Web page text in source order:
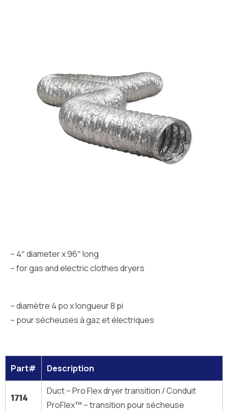
– 4″ diameter x 96″ long
– for gas and electric clothes dryers
– diamètre 4 po x longueur 8 pi
– pour sécheuses à gaz et électriques
Part# Description
1714
Duct – Pro Flex dryer transition / Conduit
ProFlex™ – transition pour sécheuse